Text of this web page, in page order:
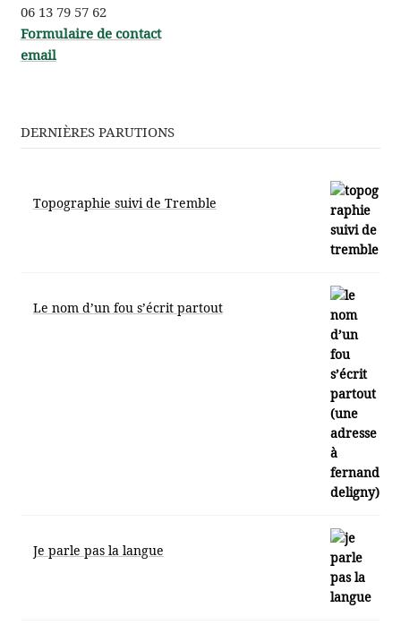
06 13 79 57 62
Formu­laire de contact
email
DERNIÈRES PARUTIONS
Topographie suivi de Tremble
Le nom d’un fou s’écrit partout
Je parle pas la langue